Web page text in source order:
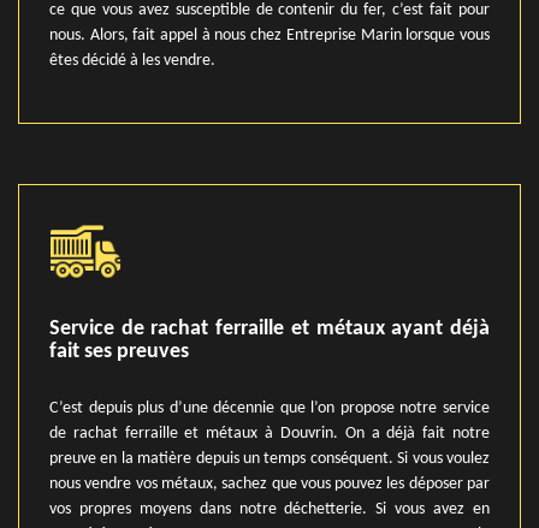
ce que vous avez susceptible de contenir du fer, c’est fait pour
nous. Alors, fait appel à nous chez Entreprise Marin lorsque vous
êtes décidé à les vendre.
Service de rachat ferraille et métaux ayant déjà
fait ses preuves
C’est depuis plus d’une décennie que l’on propose notre service
de rachat ferraille et métaux à Douvrin. On a déjà fait notre
preuve en la matière depuis un temps conséquent. Si vous voulez
nous vendre vos métaux, sachez que vous pouvez les déposer par
vos propres moyens dans notre déchetterie. Si vous avez en